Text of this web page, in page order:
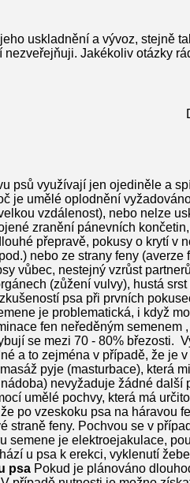
uskladnění a vývoz, stejně
Jakékoliv otázky
psů využívají jen ojediněle a
je umělé oplodnění
vzdálenost), nebo nelze
zranění pánevních
přepravě, pokusy o krytí v
nebo ze strany feny (averze
vůbec, nestejný vzrůst
(zůžení vulvy), hustá
psa při prvních
je problematická, i když
fen neředěným semenem ,
se mezi 70 - 80% březosti.
a to zejména v případě, že je
pyje (masturbace), která
nevyžaduje žádné další
umělé pochvy, která má
po vzeskoku psa na háravou
straně feny. Pochvou se v
semene je elektroejakulace,
u psa k erekci, vyklenutí
psa Pokud je plánováno